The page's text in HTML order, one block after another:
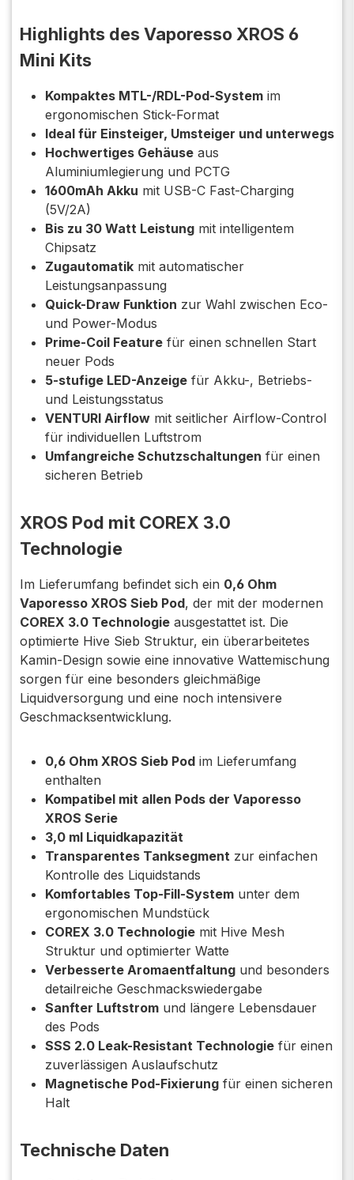
Highlights des Vaporesso XROS 6
Mini Kits
Kompaktes MTL-/RDL-Pod-System im
ergonomischen Stick-Format
Ideal für Einsteiger, Umsteiger und unterwegs
Hochwertiges Gehäuse aus
Aluminiumlegierung und PCTG
1600mAh Akku mit USB-C Fast-Charging
(5V/2A)
Bis zu 30 Watt Leistung mit intelligentem
Chipsatz
Zugautomatik mit automatischer
Leistungsanpassung
Quick-Draw Funktion zur Wahl zwischen Eco-
und Power-Modus
Prime-Coil Feature für einen schnellen Start
neuer Pods
5-stufige LED-Anzeige für Akku-, Betriebs-
und Leistungsstatus
VENTURI Airflow mit seitlicher Airflow-Control
für individuellen Luftstrom
Umfangreiche Schutzschaltungen für einen
sicheren Betrieb
XROS Pod mit COREX 3.0
Technologie
Im Lieferumfang befindet sich ein 0,6 Ohm
Vaporesso XROS Sieb Pod, der mit der modernen
COREX 3.0 Technologie ausgestattet ist. Die
optimierte Hive Sieb Struktur, ein überarbeitetes
Kamin-Design sowie eine innovative Wattemischung
sorgen für eine besonders gleichmäßige
Liquidversorgung und eine noch intensivere
Geschmacksentwicklung.
0,6 Ohm XROS Sieb Pod im Lieferumfang
enthalten
Kompatibel mit allen Pods der Vaporesso
XROS Serie
3,0 ml Liquidkapazität
Transparentes Tanksegment zur einfachen
Kontrolle des Liquidstands
Komfortables Top-Fill-System unter dem
ergonomischen Mundstück
COREX 3.0 Technologie mit Hive Mesh
Struktur und optimierter Watte
Verbesserte Aromaentfaltung und besonders
detailreiche Geschmackswiedergabe
Sanfter Luftstrom und längere Lebensdauer
des Pods
SSS 2.0 Leak-Resistant Technologie für einen
zuverlässigen Auslaufschutz
Magnetische Pod-Fixierung für einen sicheren
Halt
Technische Daten